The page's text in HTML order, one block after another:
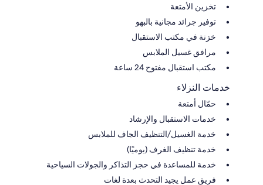
تخزين الأمتعة
توفير جرائد مجانية بالبهو
خزنة في مكتب الاستقبال
مرافق غسيل الملابس
مكتب استقبال مفتوح 24 ساعة
خدمات النزلاء
حمّال أمتعة
خدمات الاستقبال والإرشاد
خدمة الغسيل/التنظيف الجاف للملابس
خدمة تنظيف الغرف (يوميًا)
خدمة للمساعدة في حجز التذاكر والجولات السياحية
فريق عمل يجيد التحدث بعدة لغات